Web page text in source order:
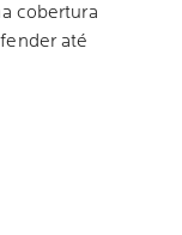
cobertura
até